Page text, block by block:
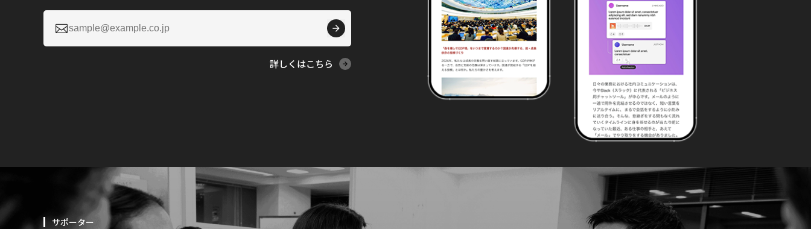

詳しくはこちら
サポーター